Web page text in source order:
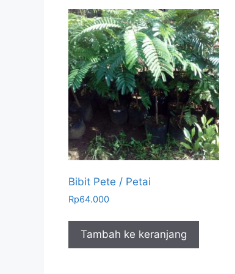
Bibit Pete / Petai
Rp64.000
Tambah ke keranjang